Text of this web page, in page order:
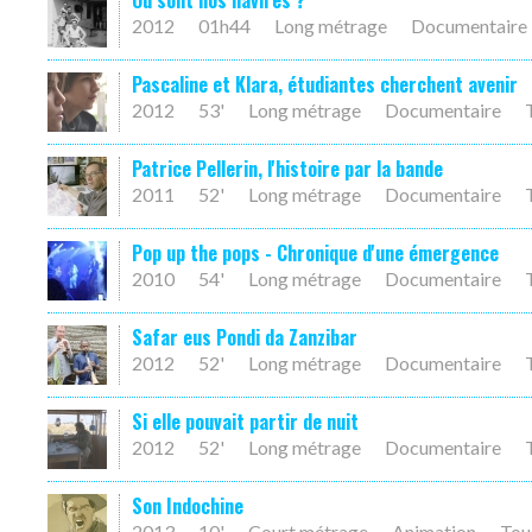
2012 01h44 Long métrage Documentaire
Pascaline et Klara, étudiantes cherchent avenir
2012 53' Long métrage Documentaire
Patrice Pellerin, l'histoire par la bande
2011 52' Long métrage Documentaire
Pop up the pops - Chronique d'une émergence
2010 54' Long métrage Documentaire
Safar eus Pondi da Zanzibar
2012 52' Long métrage Documentaire
Si elle pouvait partir de nuit
2012 52' Long métrage Documentaire
Son Indochine